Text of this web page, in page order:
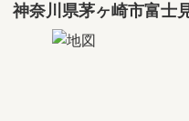
神奈川県茅ヶ崎市富士